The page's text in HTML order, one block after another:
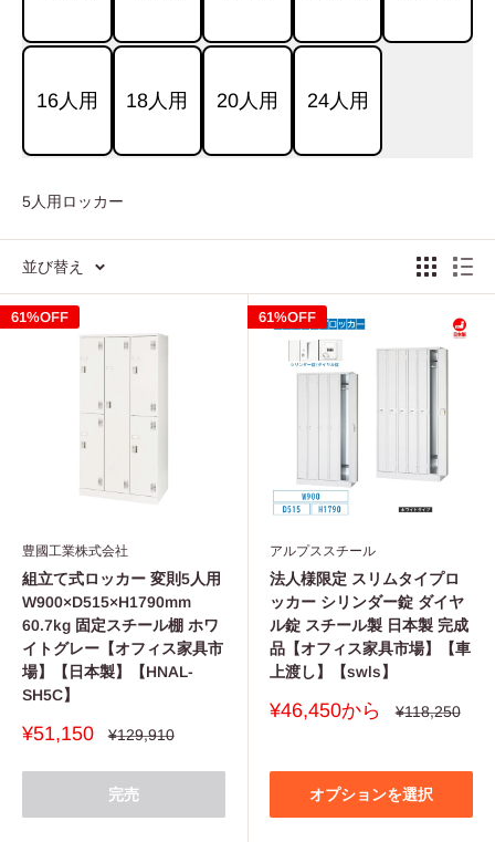
16人用 18人用 20人用 24人用
5人用ロッカー
並び替え
61%OFF
豊國工業株式会社
組立て式ロッカー 変則5人用
W900×D515×H1790mm
60.7kg 固定スチール棚 ホワ
イトグレー【オフィス家具市
場】【日本製】【HNAL-
SH5C】
販
価
¥51,150
通
¥129,910
完売
61%OFF
アルプススチール
法人様限定 スリムタイプロ
ッカー シリンダー錠 ダイヤ
ル錠 スチール製 日本製 完成
品【オフィス家具市場】【車
上渡し】【swls】
販
格
¥46,450から
通
¥118,250
オプションを選択